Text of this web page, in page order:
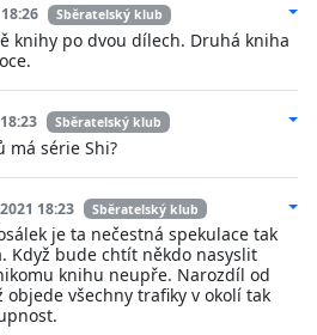
Sběratelský klub
knihy po dvou dílech. Druhá kniha
Sběratelský klub
má série Shi?
18:23 Sběratelský klub
je ta nečestná spekulace tak
Když bude chtít někdo nasyslit
knihu neupře. Narozdíl od
všechny trafiky v okolí tak